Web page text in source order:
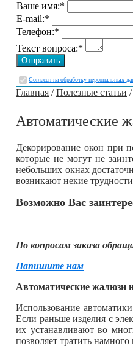
Ваше имя:*
E-mail:*
Телефон:*
Текст вопроса:*
Cогласен на обработку персональных
Главная /Полезные статьи /
Автоматические
Декорирование окон при
которые не могут не
небольших окнах
возникают некие
Возможно Вас
По вопросам заказа
Напишите нам
Автоматические жалюзи
Использование
Если раньше изделия с
их устанавливают во
позволяет тратить